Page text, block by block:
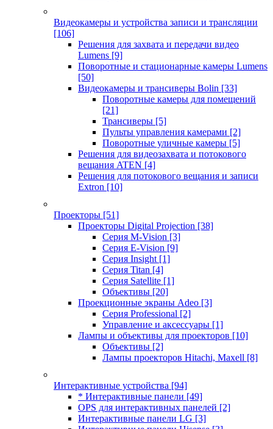
Видеокамеры и устройства записи и трансляции
[106]
Решения для захвата и передачи видео
Lumens [9]
Поворотные и стационарные камеры Lumens
[50]
Видеокамеры и трансиверы Bolin [33]
Поворотные камеры для помещений
[21]
Трансиверы [5]
Пульты управления камерами [2]
Поворотные уличные камеры [5]
Решения для видеозахвата и потокового
вещания ATEN [4]
Решения для потокового вещания и записи
Extron [10]
Проекторы [51]
Проекторы Digital Projection [38]
Серия M-Vision [3]
Серия E-Vision [9]
Серия Insight [1]
Серия Titan [4]
Серия Satellite [1]
Объективы [20]
Проекционные экраны Adeo [3]
Серия Professional [2]
Управление и аксессуары [1]
Лампы и объективы для проекторов [10]
Объективы [2]
Лампы проекторов Hitachi, Maxell [8]
Интерактивные устройства [94]
* Интерактивные панели [49]
OPS для интерактивных панелей [2]
Интерактивные панели LG [3]